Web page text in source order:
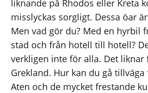
liknande på Rhodos eller Kreta
misslyckas sorgligt. Dessa öar
Men vad gör du? Med en hyrbil
stad och från hotell till hotell?
verkligen inte för alla. Det liknar
Grekland. Hur kan du gå
Aten och de mycket frestande